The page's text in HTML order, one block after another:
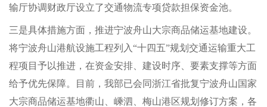
输厅协调财政厅设立了交通物流专项贷款担保资金池。
三是具体措施方面，推进宁波舟山大宗商品储运基地建设。
将宁波舟山港航设施工程列入“十四五”规划交通运输重大工
程项目予以推进，在资金安排、建设时序、要素支撑等方面
给予优先保障。目前，我部已会同浙江省批复宁波舟山国家
大宗商品储运基地衢山、嵊泗、梅山港区规划修订方案，各